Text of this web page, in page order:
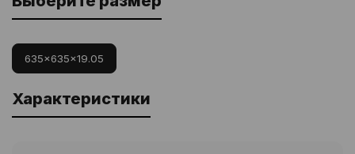
635x635x19.05
Характеристики